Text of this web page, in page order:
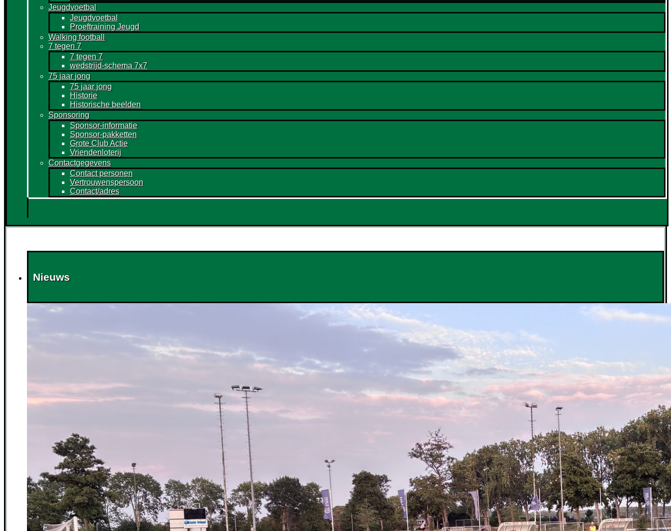
Jeugdvoetbal
Jeugdvoetbal
Proeftraining Jeugd
Walking football
7 tegen 7
7 tegen 7
wedstrijd-schema 7x7
75 jaar jong
75 jaar jong
Historie
Historische beelden
Sponsoring
Sponsor-informatie
Sponsor-pakketten
Grote Club Actie
Vriendenloterij
Contactgegevens
Contact personen
Vertrouwenspersoon
Contact/adres
Nieuws